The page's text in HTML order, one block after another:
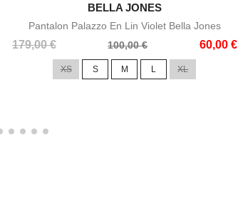
Aperçu rapide
BELLA JONES
Pantalon Palazzo En Lin Violet Bella Jones
179,00 €
Prix
100,00 € 60,00 €
Prix
XS S M L XL